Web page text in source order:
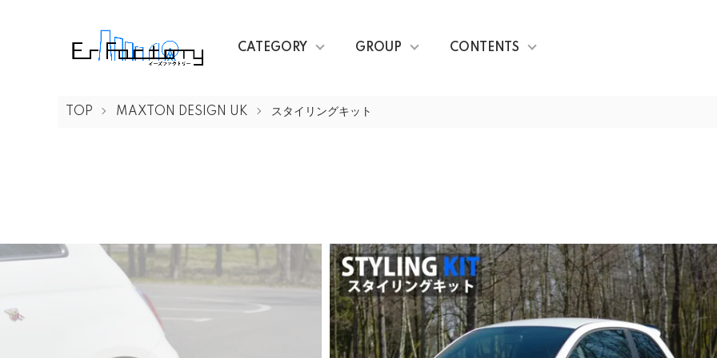
CATEGORY GROUP CONTENTS
TOP MAXTON DESIGN UK スタイリングキット